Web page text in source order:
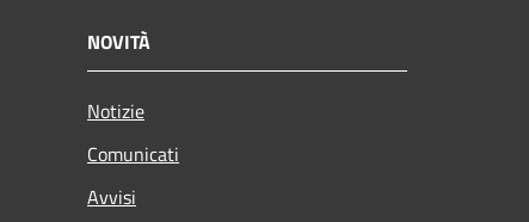
NOVITÀ
Notizie
Comunicati
Avvisi